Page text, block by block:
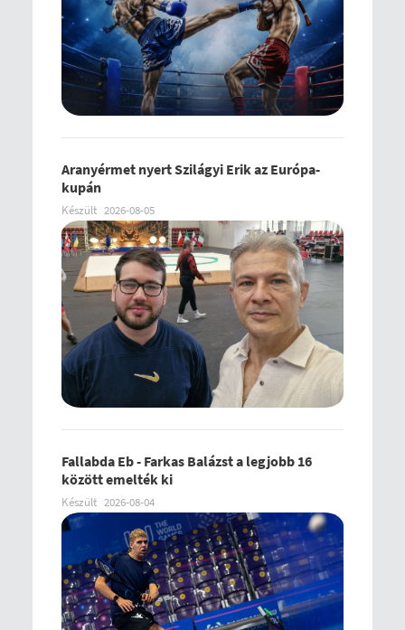
Aranyérmet nyert Szilágyi Erik az Európa-
kupán
Készült 2026-08-05
Fallabda Eb - Farkas Balázst a legjobb 16
között emelték ki
Készült 2026-08-04